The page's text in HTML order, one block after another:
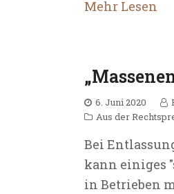
Mehr Lesen
6. Juni 2020
Aus der
Bei
kann einiges
in Betrieben